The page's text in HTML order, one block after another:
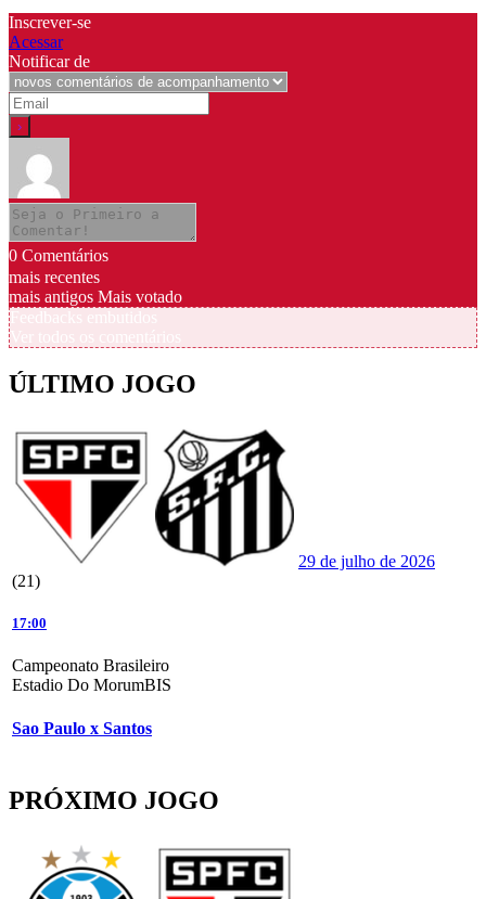
Inscrever-se
Acessar
Notificar de
0 Comentários
mais recentes
mais antigos Mais votado
ÚLTIMO JOGO
29 de julho de 2026
(21)
17:00
Campeonato Brasileiro
Estadio Do MorumBIS
Sao Paulo x Santos
PRÓXIMO JOGO